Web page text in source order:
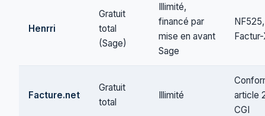
Henrri
Gratuit
total
(Sage)
Illimité,
financé par
mise en avant
Sage
NF525,
Facture.net
Gratuit
total
Illimité
article
CGI